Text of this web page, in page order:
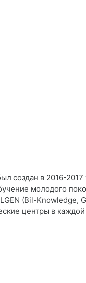
создан в 2016-
молодого
(Bil-Knowledge,
центры в